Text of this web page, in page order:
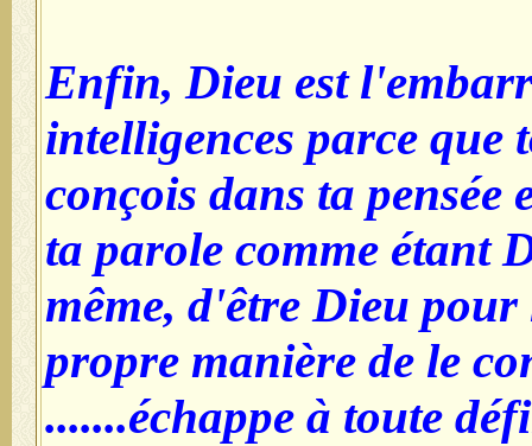
Enfin, Dieu est
intelligences parce que
conçois dans ta pensée
ta parole comme étant
même, d'être Dieu
propre manière de le
échappe à toute